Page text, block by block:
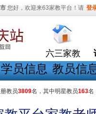
您好，欢迎来63家教平台！请 登
六三家教
学员信息 教员信
教员3809名，其中明星教员163名